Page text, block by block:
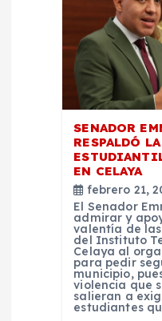
SENADOR
RESPALDÓ
EN CELAYA
febrero 21,
El Senador
admirar y
valentía de
del Instituto
Celaya al
para pedir
municipio,
violencia que
salieran a
estudiantes